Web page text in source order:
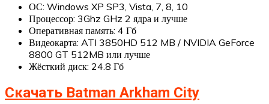
ОС: Windows XP SP3, Vista, 7, 8, 10
Процессор: 3Ghz GHz 2 ядра и лучше
Оперативная память: 4 Гб
Видеокарта: ATI 3850HD 512 MB / NVIDIA GeForce
8800 GT 512MB или лучше
Жёсткий диск: 24.8 Гб
Скачать Batman Arkham City